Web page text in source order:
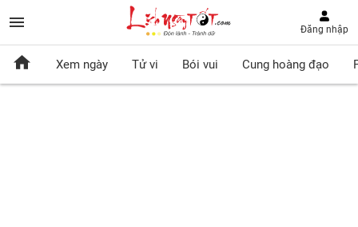
Đăng nhập
Xem ngày Tử vi Bói vui Cung hoàng đạo